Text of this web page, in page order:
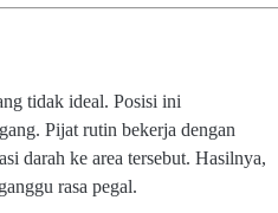
tidak ideal. Posisi ini
Pijat rutin bekerja dengan
darah ke area tersebut. Hasilnya,
rasa pegal.